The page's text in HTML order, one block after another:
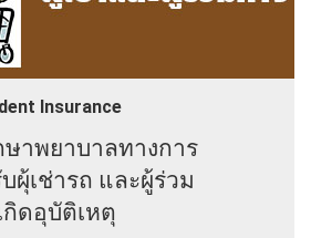
Insurance
าพยาบาลทางการ
ผุ้เช่ารถ และผู้ร่วม
ดอุบัติเหตุ